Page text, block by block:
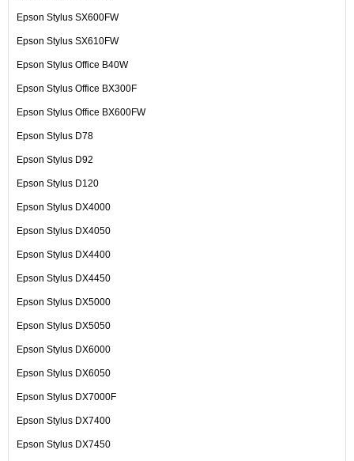
Epson Stylus SX600FW
Epson Stylus SX610FW
Epson Stylus Office B40W
Epson Stylus Office BX300F
Epson Stylus Office BX600FW
Epson Stylus D78
Epson Stylus D92
Epson Stylus D120
Epson Stylus DX4000
Epson Stylus DX4050
Epson Stylus DX4400
Epson Stylus DX4450
Epson Stylus DX5000
Epson Stylus DX5050
Epson Stylus DX6000
Epson Stylus DX6050
Epson Stylus DX7000F
Epson Stylus DX7400
Epson Stylus DX7450